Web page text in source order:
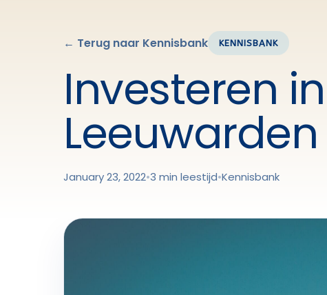
← Terug naar Kennisbank KENNISBANK
Investeren
Leeuwarden
January 23, 2022•3 min leestijd•Kennisbank